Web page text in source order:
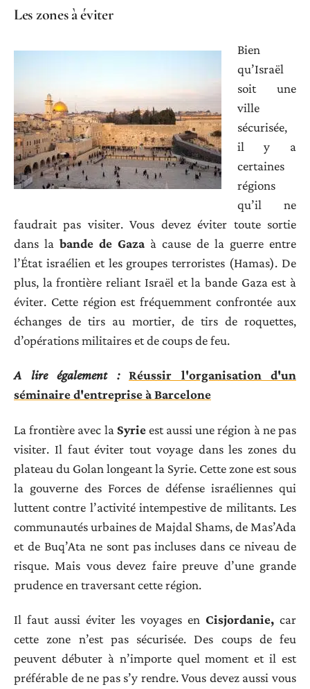
Les zones à éviter
Bien
qu’Israël
soit une
ville
sécurisée,
il y a
certaines
régions
qu’il ne
faudrait pas visiter. Vous devez éviter toute sortie
dans la bande de Gaza à cause de la guerre entre
l’État israélien et les groupes terroristes (Hamas). De
plus, la frontière reliant Israël et la bande Gaza est à
éviter. Cette région est fréquemment confrontée aux
échanges de tirs au mortier, de tirs de roquettes,
d’opérations militaires et de coups de feu.
A lire également :
Réussir l'organisation d'un
séminaire d'entreprise à Barcelone
La frontière avec la Syrieest aussi une région à ne pas
visiter. Il faut éviter tout voyage dans les zones du
plateau du Golan longeant la Syrie. Cette zone est sous
la gouverne des Forces de défense israéliennes qui
luttent contre l’activité intempestive de militants. Les
communautés urbaines de Majdal Shams, de Mas’Ada
et de Buq’Ata ne sont pas incluses dans ce niveau de
risque. Mais vous devez faire preuve d’une grande
prudence en traversant cette région.
Il faut aussi éviter les voyages en Cisjordanie, car
cette zone n’est pas sécurisée. Des coups de feu
peuvent débuter à n’importe quel moment et il est
préférable de ne pas s’y rendre. Vous devez aussi vous